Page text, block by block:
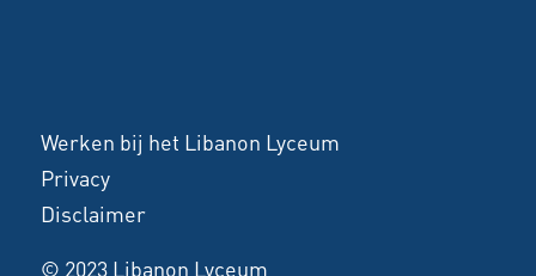
Werken bij het Libanon Lyceum
Privacy
Disclaimer
© 2023 Libanon Lyceum